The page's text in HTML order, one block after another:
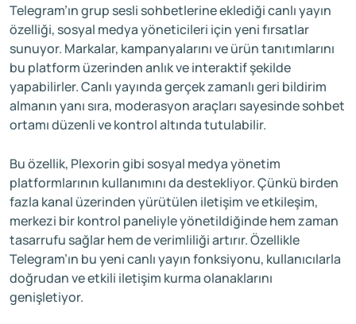
Telegram’ın grup sesli sohbetlerine eklediği canlı yayın
özelliği, sosyal medya yöneticileri için yeni fırsatlar
sunuyor. Markalar, kampanyalarını ve ürün tanıtımlarını
bu platform üzerinden anlık ve interaktif şekilde
yapabilirler. Canlı yayında gerçek zamanlı geri bildirim
almanın yanı sıra, moderasyon araçları sayesinde sohbet
ortamı düzenli ve kontrol altında tutulabilir.
Bu özellik, Plexorin gibi sosyal medya yönetim
platformlarının kullanımını da destekliyor. Çünkü birden
fazla kanal üzerinden yürütülen iletişim ve etkileşim,
merkezi bir kontrol paneliyle yönetildiğinde hem zaman
tasarrufu sağlar hem de verimliliği artırır. Özellikle
Telegram’ın bu yeni canlı yayın fonksiyonu, kullanıcılarla
doğrudan ve etkili iletişim kurma olanaklarını
genişletiyor.